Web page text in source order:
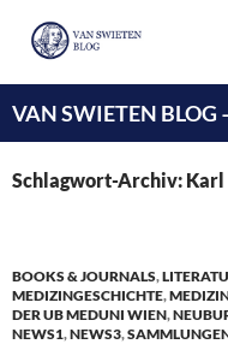
VAN SWIETEN BLOG
INHALT
SPRINGEN
Schlagwort-Archiv: Karl
BOOKS & JOURNALS,
MEDIZINGESCHICHTE,
DER UB MEDUNI WIEN,
NEWS1,NEWS3,